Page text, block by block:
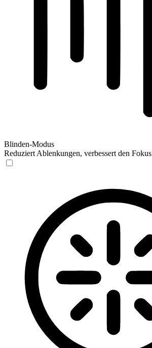
Blinden-Modus
Reduziert Ablenkungen, verbessert den Fokus